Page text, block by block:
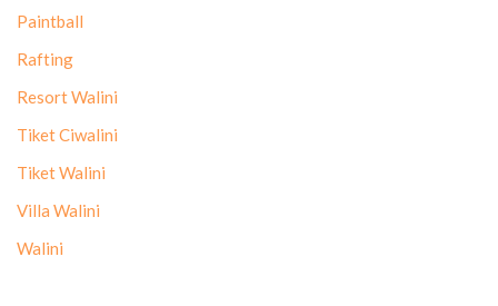
Paintball
Rafting
Resort Walini
Tiket Ciwalini
Tiket Walini
Villa Walini
Walini